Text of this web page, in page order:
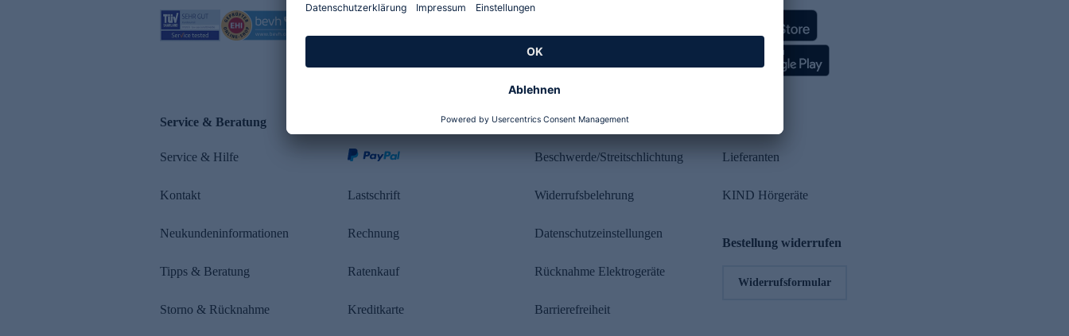
Service & Beratung
Service & Hilfe
Kontakt
Neukundeninformationen
Tipps & Beratung
Storno & Rücknahme
Lastschrift
Rechnung
Ratenkauf
Kreditkarte
Rechtliches
Beschwerde/Streitschlichtung
Widerrufsbelehrung
Datenschutzeinstellungen
Rücknahme Elektrogeräte
Barrierefreiheit
Lieferanten
KIND Hörgeräte
Bestellung widerrufen
Widerrufsformular